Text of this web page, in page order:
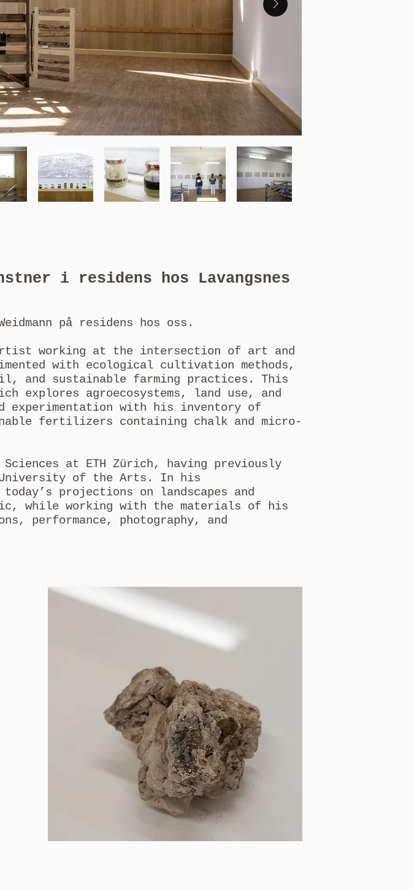
i residens hos Lavangsnes
på residens hos oss.
artist working at the intersection of art and
with ecological cultivation methods,
and sustainable farming practices. This
explores agroecosystems, land use, and
experimentation with his inventory of
fertilizers containing chalk and micro-
at ETH Zürich, having previously
University of the Arts. In his
projections on landscapes and
while working with the materials of his
performance, photography, and